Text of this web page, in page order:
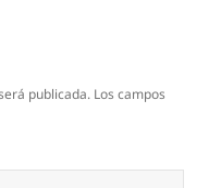
publicada. Los campos